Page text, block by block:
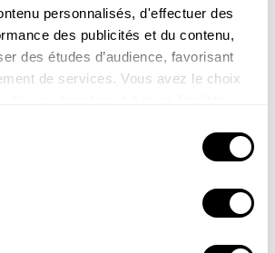
personnalisés, d'effectuer des
des publicités et du contenu,
des études d’audience, favorisant
de services. Vous avez le choix
la Déclaration relative aux
sur l'icône de confidentialité.
nous aimerions également :